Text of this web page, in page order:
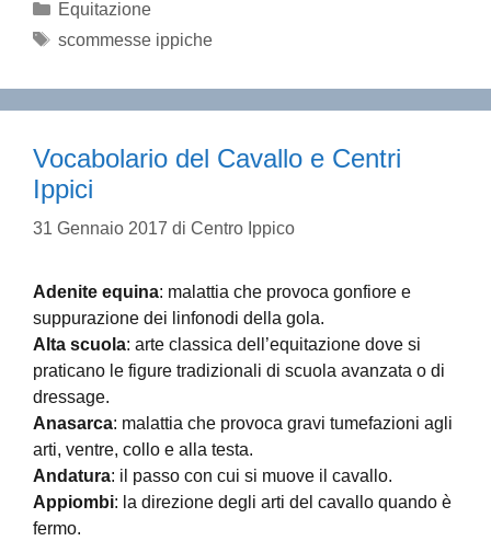
Categorie
Equitazione
Tag
scommesse ippiche
Vocabolario del Cavallo e Centri
Ippici
31 Gennaio 2017 di Centro Ippico
Adenite equina: malattia che provoca gonfiore e
suppurazione dei linfonodi della gola.
Alta scuola: arte classica dell’equitazione dove si
praticano le figure tradizionali di scuola avanzata o di
dressage.
Anasarca: malattia che provoca gravi tumefazioni agli
arti, ventre, collo e alla testa.
Andatura: il passo con cui si muove il cavallo.
Appiombi: la direzione degli arti del cavallo quando è
fermo.